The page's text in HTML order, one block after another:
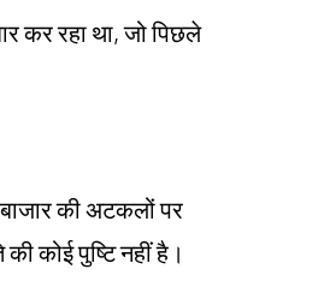
कर रहा था, जो पिछले
की अटकलों पर
कोई पुष्टि नहीं है।